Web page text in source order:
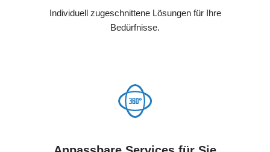
Individuell zugeschnittene Lösungen für Ihre
Bedürfnisse.